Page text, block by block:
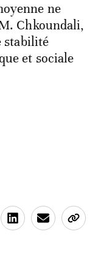
ne
Chkoundali,
stabilité
et sociale